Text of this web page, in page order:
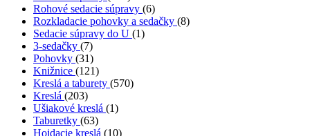
Rohové sedacie súpravy (6)
Rozkladacie pohovky a sedačky (8)
Sedacie súpravy do U (1)
3-sedačky (7)
Pohovky (31)
Knižnice (121)
Kreslá a taburety (570)
Kreslá (203)
Ušiakové kreslá (1)
Taburetky (63)
Hojdacie kreslá (10)